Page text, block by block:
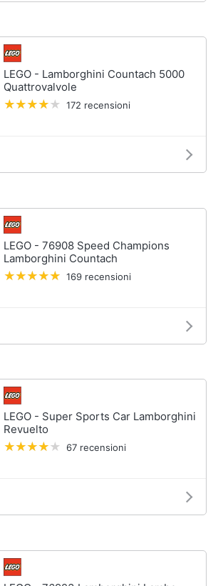
LEGO - Lamborghini Countach 5000
Quattrovalvole
172 recensioni
LEGO - 76908 Speed Champions
Lamborghini Countach
169 recensioni
LEGO - Super Sports Car Lamborghini
Revuelto
67 recensioni